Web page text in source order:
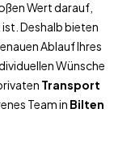
Wert darauf,
Deshalb bieten
Ablauf Ihres
Wünsche
Transport
Team in Bilten